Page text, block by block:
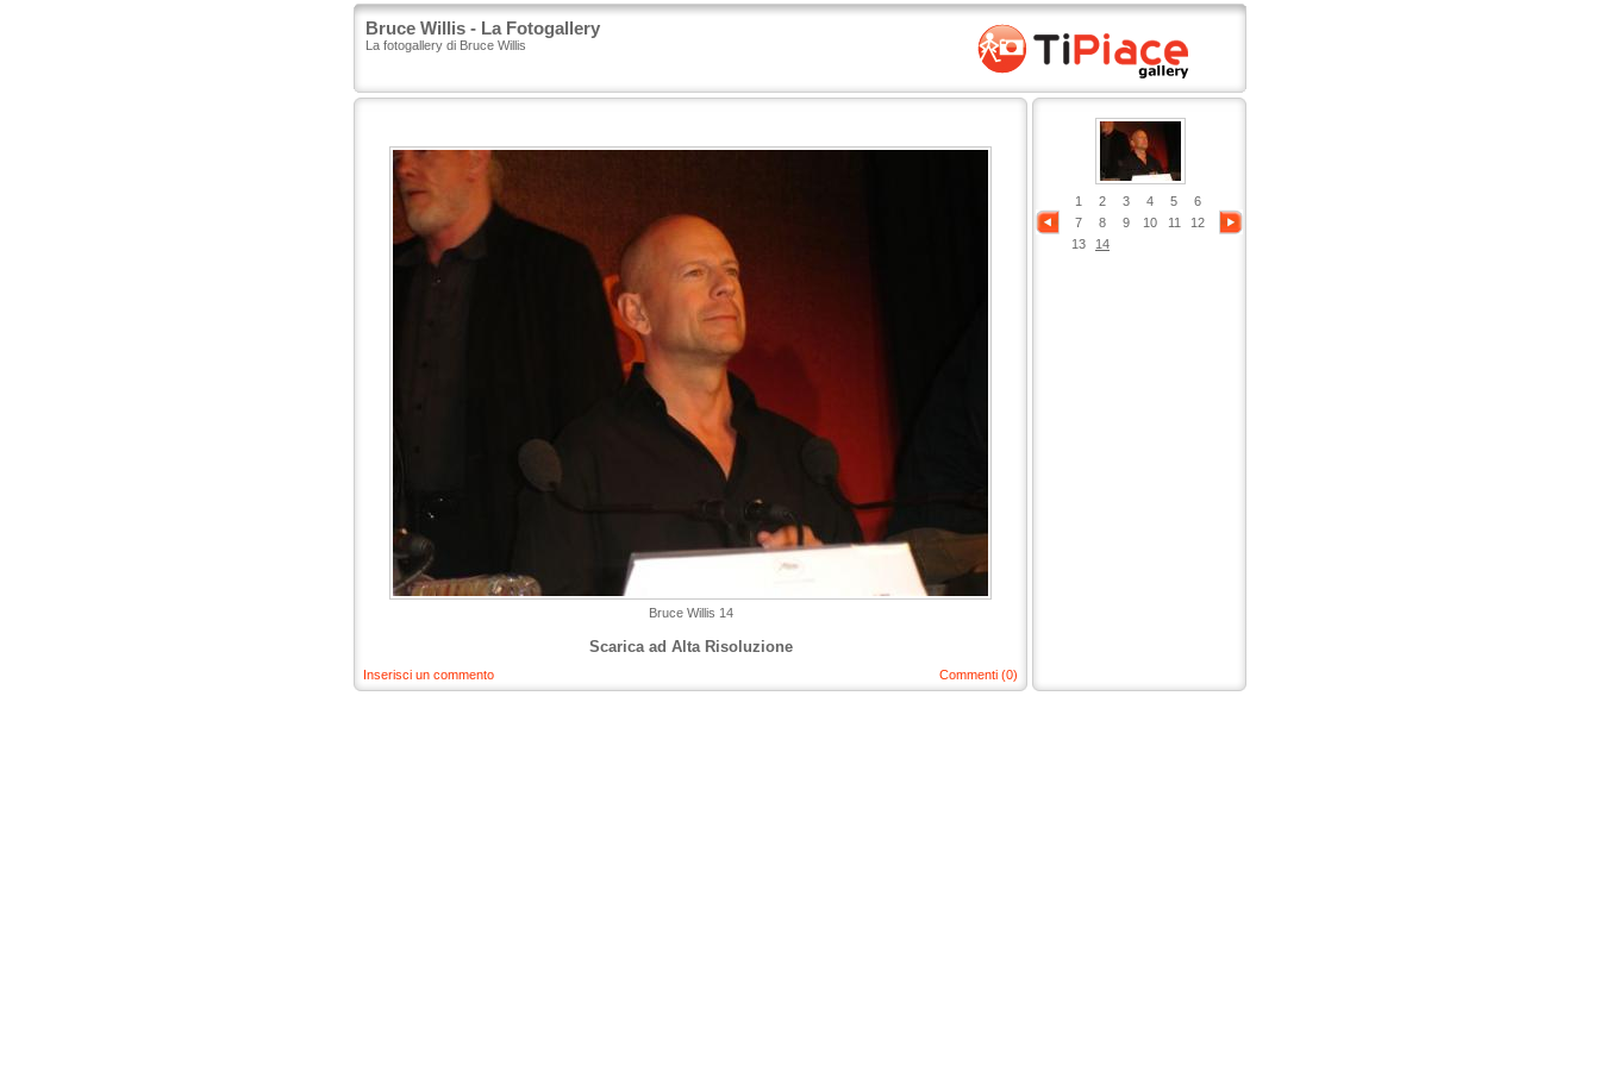
Bruce Willis - La Fotogallery
La fotogallery di Bruce Willis
Bruce Willis 14
Scarica ad Alta Risoluzione
Commenti (0)
Inserisci un commento
1 2 3 4 5
6
7
8 9 10 11
12
13
14